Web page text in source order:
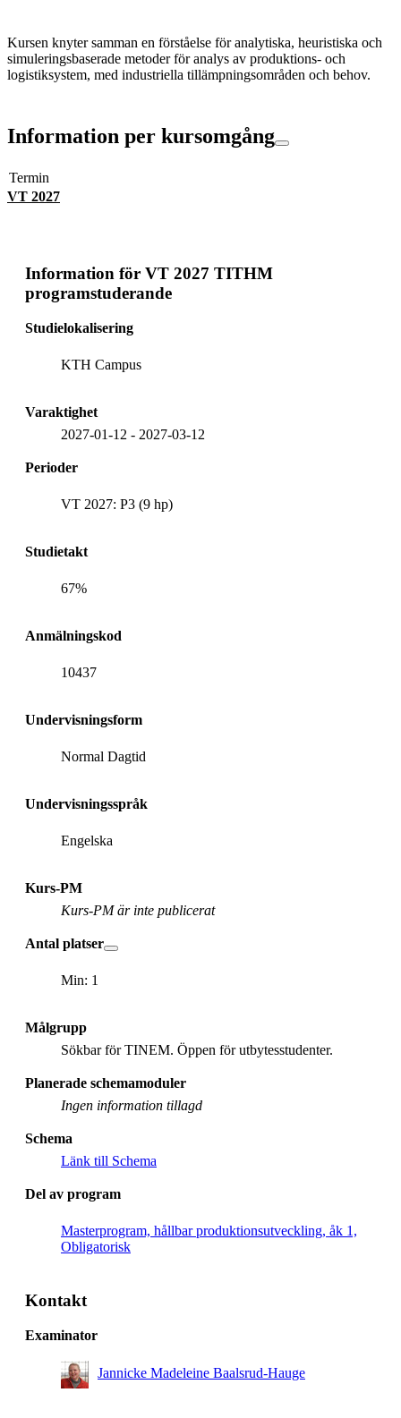
Kursen knyter samman en förståelse för analytiska, heuristiska och
simuleringsbaserade metoder för analys av produktions- och
logistiksystem, med industriella tillämpningsområden och behov.
Information per kursomgång
Termin
VT 2027
Information för VT 2027 TITHM
programstuderande
Studielokalisering
KTH Campus
Varaktighet
2027-01-12 - 2027-03-12
Perioder
VT 2027: P3 (9 hp)
Studietakt
67%
Anmälningskod
10437
Undervisningsform
Normal Dagtid
Undervisningsspråk
Engelska
Kurs-PM
Kurs-PM är inte publicerat
Antal platser
Min: 1
Målgrupp
Sökbar för TINEM. Öppen för utbytesstudenter.
Planerade schemamoduler
Ingen information tillagd
Schema
Länk till Schema
Del av program
Masterprogram, hållbar produktionsutveckling, åk 1,
Obligatorisk
Kontakt
Examinator
Jannicke Madeleine Baalsrud-Hauge